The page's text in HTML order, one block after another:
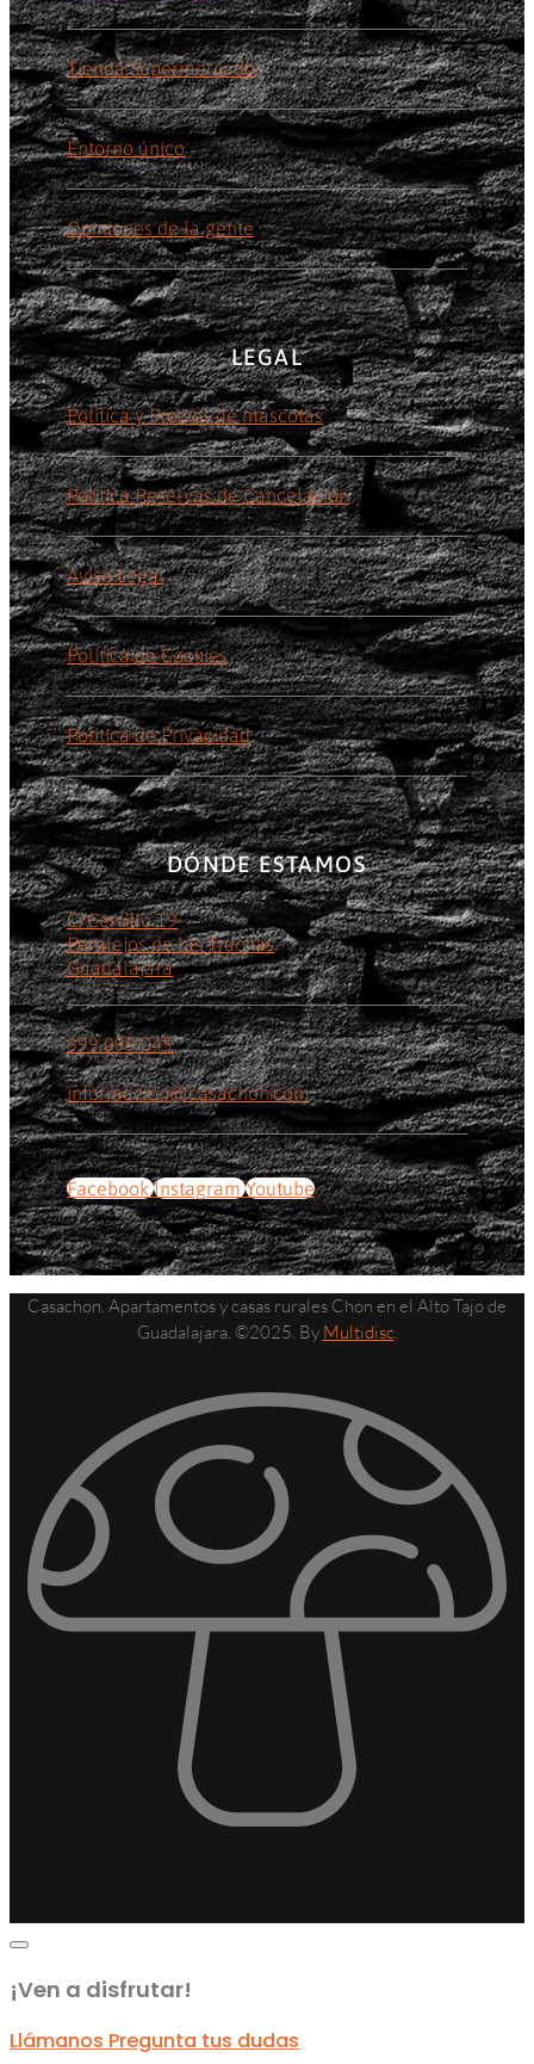
Tienda Supermercado
Entorno único
Opiniones de la gente
LEGAL
Política y Precios de mascotas
Política Reservas de Cancelación
Aviso Legal
Política de Cookies
Política de Privacidad
DÓNDE ESTAMOS
C/Cerrillo 19
Peralejos de las Truchas
Guadalajara
699 099 045
informacion@casachon.com
Facebook Instagram Youtube
Casachon. Apartamentos y casas rurales Chon en el Alto Tajo de
Guadalajara. ©2025. By Multidisc.
¡Ven a disfrutar!
Llámanos Pregunta tus dudas